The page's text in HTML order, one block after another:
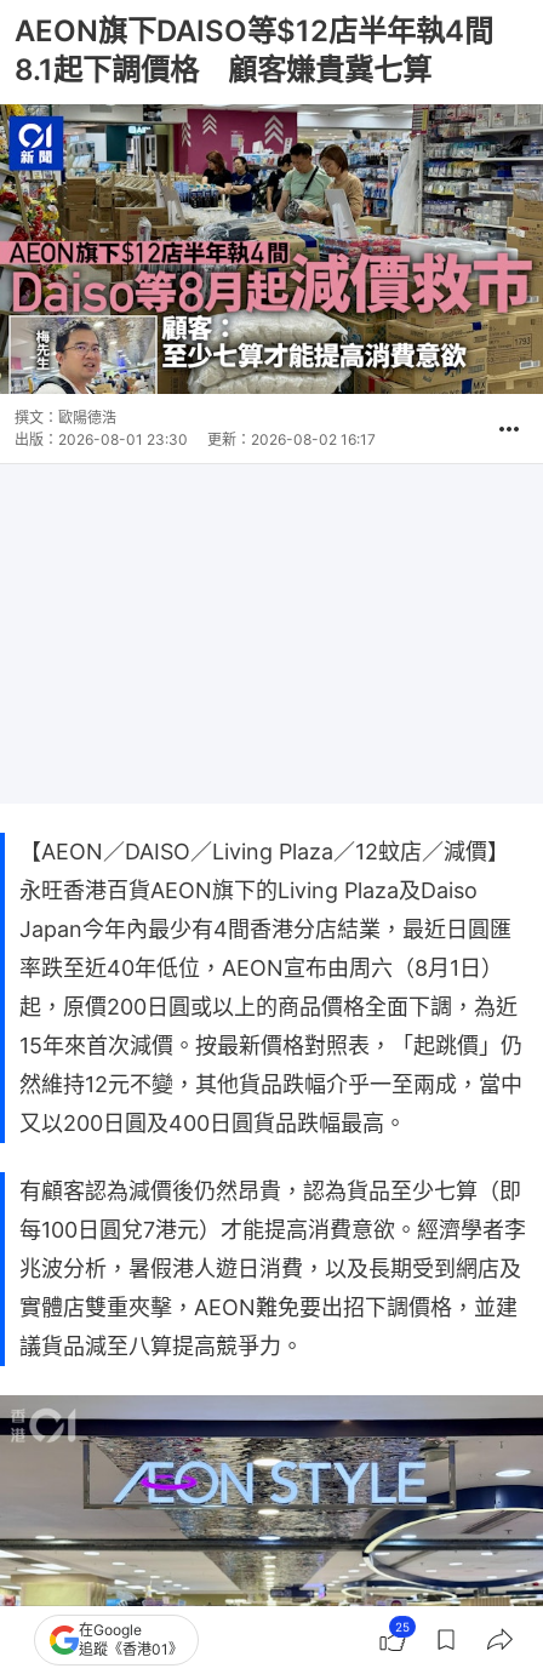
AEON旗下DAISO等$12店半年執4間
8.1起下調價格 顧客嫌貴冀七算
撰文： 歐陽德浩
出版： 2026-08-01 23:30 更新： 2026-08-02 16:17
【AEON／DAISO／Living Plaza／12蚊店／減價】
永旺香港百貨AEON旗下的Living Plaza及Daiso
Japan今年內最少有4間香港分店結業，最近日圓匯
率跌至近40年低位，AEON宣布由周六（8月1日）
起，原價200日圓或以上的商品價格全面下調，為近
15年來首次減價。按最新價格對照表，「起跳價」仍
然維持12元不變，其他貨品跌幅介乎一至兩成，當中
又以200日圓及400日圓貨品跌幅最高。
有顧客認為減價後仍然昂貴，認為貨品至少七算（即
每100日圓兌7港元）才能提高消費意欲。經濟學者李
兆波分析，暑假港人遊日消費，以及長期受到網店及
實體店雙重夾擊，AEON難免要出招下調價格，並建
議貨品減至八算提高競爭力。
在Google
追蹤《香港01》
25